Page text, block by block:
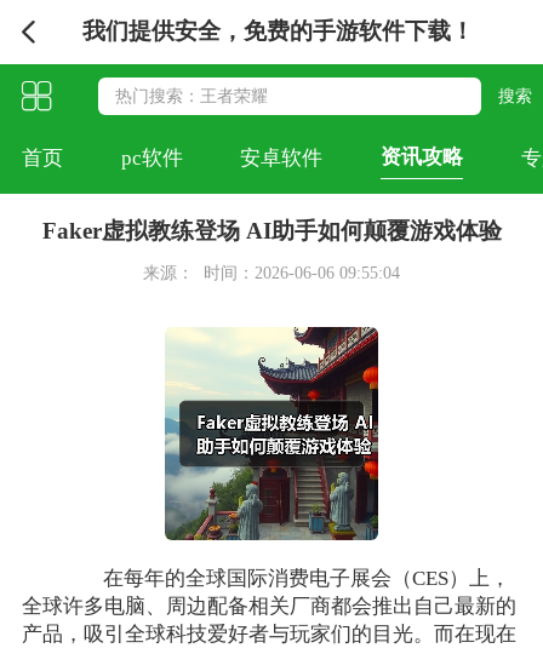
我们提供安全，免费的手游软件下载！
首页 pc软件 安卓软件 资讯攻略
Faker虚拟教练登场 AI助手如何颠覆游戏体验
来源： 时间：2026-06-06 09:55:04
在每年的全球国际消费电子展会（CES）上，
全球许多电脑、周边配备相关厂商都会推出自己最新的
产品，吸引全球科技爱好者与玩家们的目光。而在现在